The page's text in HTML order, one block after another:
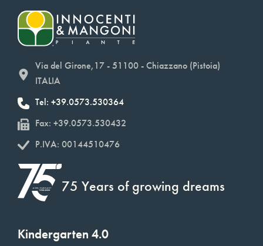
Via del Girone,17 - 51100 - Chiazzano (Pistoia)
ITALIA
Tel: +39.0573.530364
Fax: +39.0573.530432
P.IVA: 00144510476
75 Years of growing dreams
Kindergarten 4.0